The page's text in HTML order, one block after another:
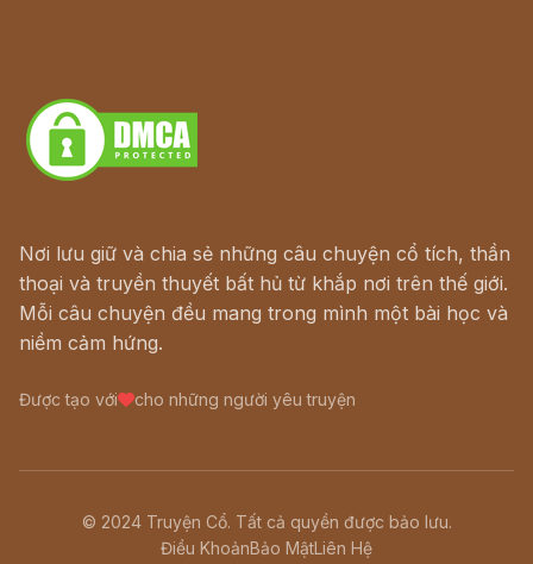
Nơi lưu giữ và chia sẻ những câu chuyện cổ tích, thần
thoại và truyền thuyết bất hủ từ khắp nơi trên thế giới.
Mỗi câu chuyện đều mang trong mình một bài học và
niềm cảm hứng.
Được tạo với cho những người yêu truyện
© 2024 Truyện Cổ. Tất cả quyền được bảo lưu.
Điều KhoảnBảo MậtLiên Hệ